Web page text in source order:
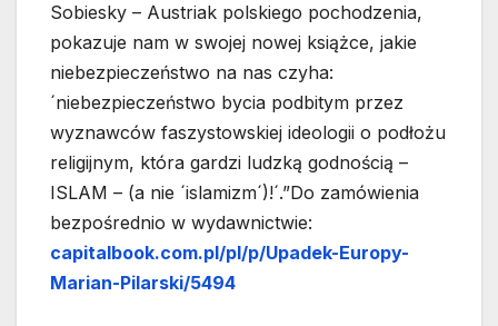
Sobiesky – Austriak polskiego pochodzenia,
pokazuje nam w swojej nowej książce, jakie
niebezpieczeństwo na nas czyha:
´niebezpieczeństwo bycia podbitym przez
wyznawców faszystowskiej ideologii o podłożu
religijnym, która gardzi ludzką godnością –
ISLAM – (a nie ´islamizm´)!´.”Do zamówienia
bezpośrednio w wydawnictwie:
capitalbook.com.pl/pl/p/Upadek-Europy-
Marian-Pilarski/5494